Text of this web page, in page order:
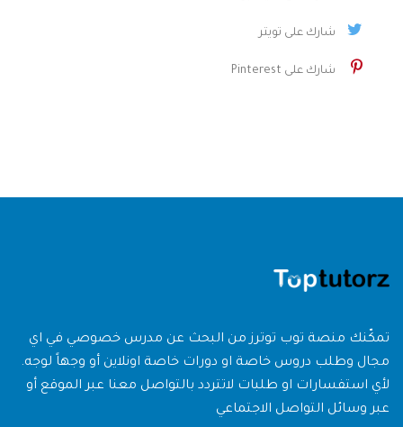
شارك على تويتر
شارك على Pinterest
تمكّنك منصة توب توترز من البحث عن مدرس خصوصي في اي
مجال وطلب دروس خاصة او دورات خاصة اونلاين أو وجهاً لوجه.
لأي استفسارات او طلبات لاتتردد بالتواصل معنا عبر الموقع أو
عبر وسائل التواصل الاجتماعي